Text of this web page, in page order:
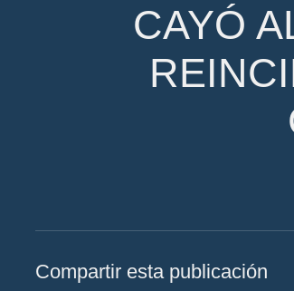
CAYÓ
Compartir esta publicación